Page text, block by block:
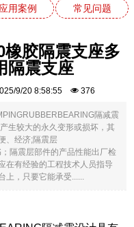
应用案例 常见问题
橡胶隔震支座多
隔震支座
9/20 8:58:55 376
隔减震
生较大的永久变形或损坏，其
、经济;隔震层
隔震层部件的产品性能出厂检
在有经验的工程技术人员指导
，只要它能承受......